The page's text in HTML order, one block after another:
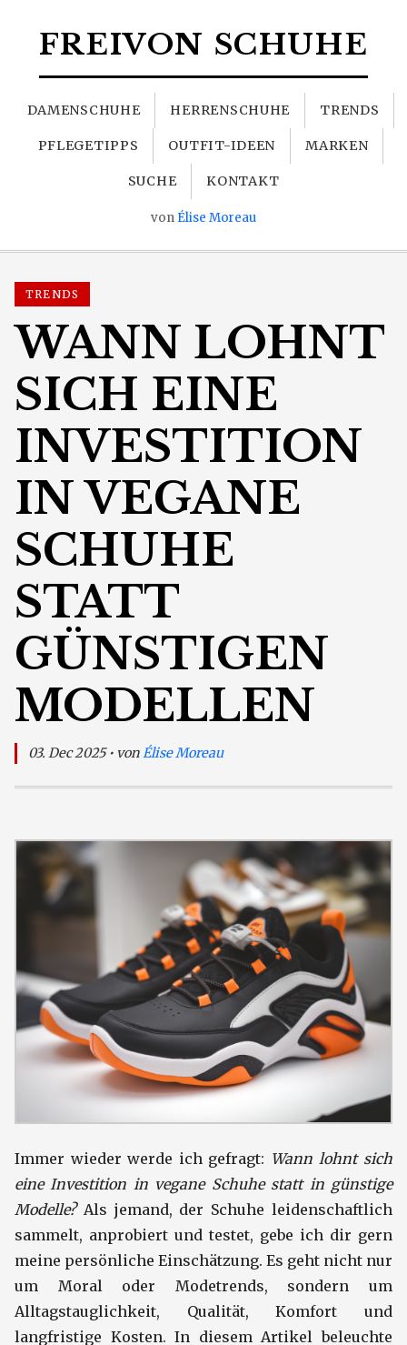
FREIVON SCHUHE
DAMENSCHUHE HERRENSCHUHE TRENDS
PFLEGETIPPS OUTFIT-IDEEN MARKEN
SUCHE KONTAKT
von Élise Moreau
TRENDS
WANN LOHNT
SICH EINE
INVESTITION
IN VEGANE
SCHUHE
STATT
GÜNSTIGEN
MODELLEN
03. Dec 2025 • vonÉlise Moreau
Immer wieder werde ich gefragt: Wann lohnt sich
eine Investition in vegane Schuhe statt in günstige
Modelle?Als jemand, der Schuhe leidenschaftlich
sammelt, anprobiert und testet, gebe ich dir gern
meine persönliche Einschätzung. Es geht nicht nur
um Moral oder Modetrends, sondern um
Alltagstauglichkeit, Qualität, Komfort und
langfristige Kosten. In diesem Artikel beleuchte